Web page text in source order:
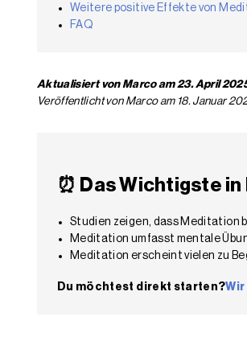
Weitere positive Effekte von
FAQ
Aktualisiert von Marco am 23. April
Veröffentlicht von Marco am 18. Januar
⏰ Das Wichtigste in
Studien zeigen, dass Meditation
Meditation umfasst mentale
Meditation erscheint vielen zu
Du möchtest direkt starten?